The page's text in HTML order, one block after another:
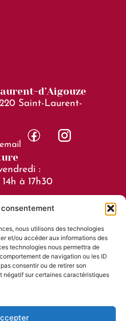
nous utilisons des technologies
et/ou accéder aux informations des
technologies nous permettra de
de navigation ou les ID
consentir ou de retirer son
négatif sur certaines caractéristiques
d’Aigouze
Saint-Laurent-
:
à 17h30